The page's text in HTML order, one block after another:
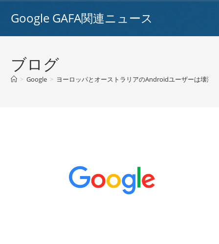
Google GAFA関連ニュース
ブログ
> Google > ヨーロッパとオーストラリアのAndroidユーザーは壊滅